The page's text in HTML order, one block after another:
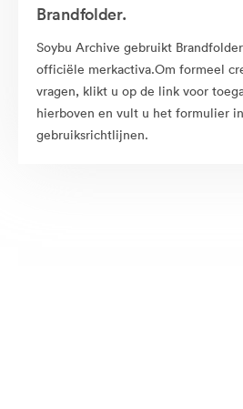
Brandfolder.
Soybu Archive gebruikt
officiële merkactiva.Om formeel
vragen, klikt u op de link voor
hierboven en vult u het formulier
gebruiksrichtlijnen.